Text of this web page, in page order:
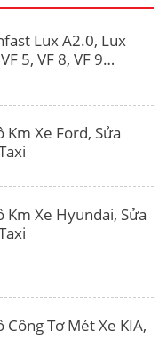
Lux A2.0, Lux
5, VF 8, VF 9…
Km Xe Ford, Sửa
Km Xe Hyundai, Sửa
Tơ Mét Xe KIA,